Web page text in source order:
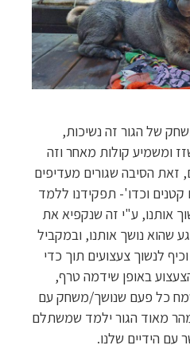
של הגור זה נשיכות,
ומשמיע קולות מאחר וזה
זאת הסיבה שגורים מעדיפים
קטנים וכדו'- תפקידנו ללמד
אותנו, ע"י זה שנקפיא את
שהוא נושך אותנו, ובמקביל
לנשוך צעצועים תוך כדי
באופן שידמה טרף,
שמח כל פעם שנושך/משחק עם
מאוד הגור ילמד שמשתלם
עם הידיים שלנו.